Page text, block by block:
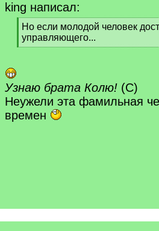
king написал:
[
q
]
Но если молодой человек
управляющего...
[
Узнаю брата Колю! (С)
Неужели эта фамильная
времен